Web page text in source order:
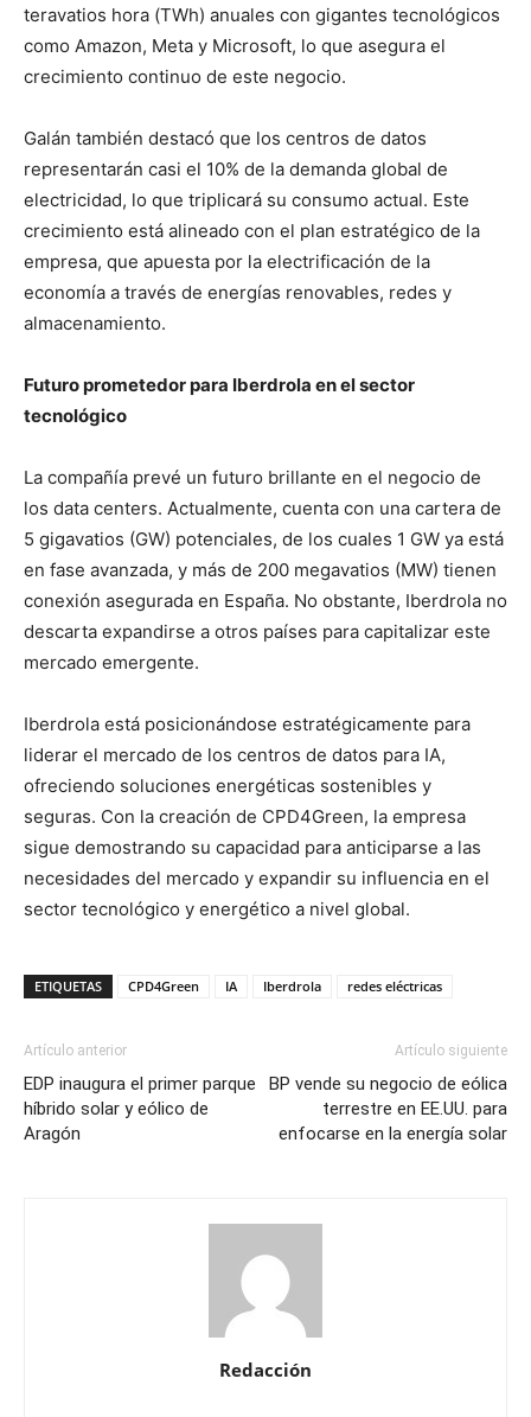
teravatios hora (TWh) anuales con gigantes tecnológicos
como Amazon, Meta y Microsoft, lo que asegura el
crecimiento continuo de este negocio.
Galán también destacó que los centros de datos
representarán casi el 10% de la demanda global de
electricidad, lo que triplicará su consumo actual. Este
crecimiento está alineado con el plan estratégico de la
empresa, que apuesta por la electrificación de la
economía a través de energías renovables, redes y
almacenamiento.
Futuro prometedor para Iberdrola en el sector
tecnológico
La compañía prevé un futuro brillante en el negocio de
los data centers. Actualmente, cuenta con una cartera de
5 gigavatios (GW) potenciales, de los cuales 1 GW ya está
en fase avanzada, y más de 200 megavatios (MW) tienen
conexión asegurada en España. No obstante, Iberdrola no
descarta expandirse a otros países para capitalizar este
mercado emergente.
Iberdrola está posicionándose estratégicamente para
liderar el mercado de los centros de datos para IA,
ofreciendo soluciones energéticas sostenibles y
seguras. Con la creación de CPD4Green, la empresa
sigue demostrando su capacidad para anticiparse a las
necesidades del mercado y expandir su influencia en el
sector tecnológico y energético a nivel global.
ETIQUETAS CPD4Green IA Iberdrola redes eléctricas
Artículo anterior
EDP inaugura el primer parque
híbrido solar y eólico de
Aragón
Artículo siguiente
BP vende su negocio de eólica
terrestre en EE.UU. para
enfocarse en la energía solar
Redacción